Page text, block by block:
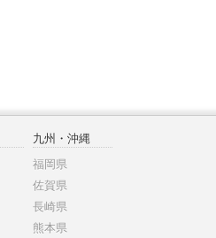
九州・沖縄
福岡県
佐賀県
長崎県
熊本県